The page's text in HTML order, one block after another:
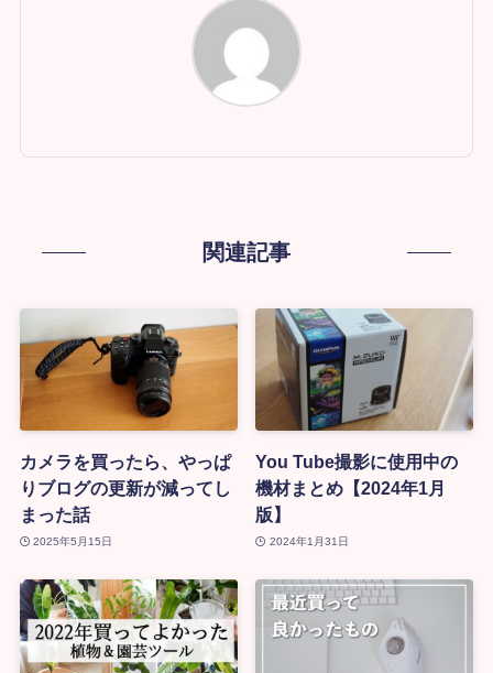
関連記事
カメラを買ったら、やっぱ
りブログの更新が減ってし
まった話
2025年5月15日
You Tube撮影に使用中の
機材まとめ【2024年1月
版】
2024年1月31日